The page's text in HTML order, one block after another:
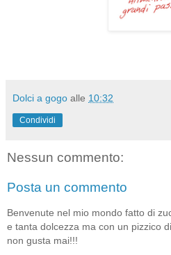
Dolci a gogo alle 10:32
Condividi
Nessun commento:
Posta un commento
Benvenute nel mio mondo fatto di
e tanta dolcezza ma con un pizzico
non gusta mai!!!